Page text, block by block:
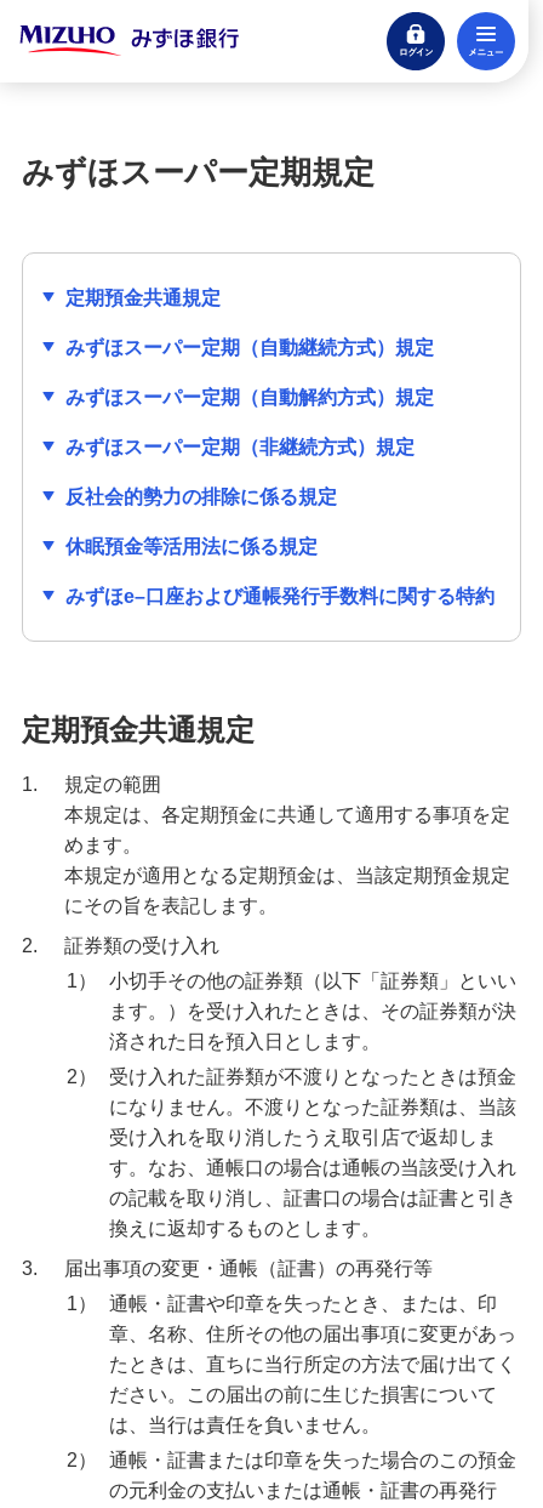
ログイン
閉じる
定期預金
みずほスーパー定期規定
みずほ大口定期預金
みずほ期日指定定期預金
みずほ積立定期預金
財形貯蓄
みずほ後見制度支援預金
NISA：ニーサ（少額投資非課税制度）
iDeCo：イデコ（個人型確定拠出年金）
投資信託
外貨預金
みずほグローバル口座（マルチカレンシー口
オンライン金融商品仲介サービス
個人向け国債
金銭信託「貯蓄の達人」
ご検討中のお客さま
みずほスーパー定期規定
定期預金共通規定
みずほスーパー定期（自動継続方式）規定
みずほスーパー定期（自動解約方式）規定
みずほスーパー定期（非継続方式）規定
反社会的勢力の排除に係る規定
休眠預金等活用法に係る規定
みずほe–口座および通帳発行手数料に関する特約
定期預金共通規定
1.
規定の範囲
本規定は、各定期預金に共通して適用する事項を定
めます。
本規定が適用となる定期預金は、当該定期預金規定
にその旨を表記します。
2.
証券類の受け入れ
1）
小切手その他の証券類（以下「証券類」といい
ます。）を受け入れたときは、その証券類が決
済された日を預入日とします。
2）
受け入れた証券類が不渡りとなったときは預金
になりません。不渡りとなった証券類は、当該
受け入れを取り消したうえ取引店で返却しま
す。なお、通帳口の場合は通帳の当該受け入れ
の記載を取り消し、証書口の場合は証書と引き
換えに返却するものとします。
3.
届出事項の変更・通帳（証書）の再発行等
1）
通帳・証書や印章を失ったとき、または、印
章、名称、住所その他の届出事項に変更があっ
たときは、直ちに当行所定の方法で届け出てく
ださい。この届出の前に生じた損害について
は、当行は責任を負いません。
2）
通帳・証書または印章を失った場合のこの預金
の元利金の支払いまたは通帳・証書の再発行